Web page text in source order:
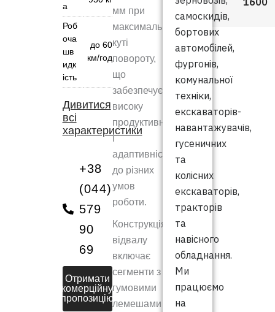
а
Роб
оча
шв
идк
ість
до 60
км/год
Дивитися
всі
характеристики
+38
(044)
579
90
69
Отримати
комерційну
пропозицію
мм при
максимальному
куті
повороту,
що
забезпечує
високу
продуктивність
і
адаптивність
до різних
умов
роботи.
Конструкція
відвалу
включає
сегменти з
гумовими
лемешами
самоскидів,
бортових
автомобілей,
фургонів,
комунальної
техніки,
екскаваторів-
навантажувачів,
гусеничних
та
колісних
екскаваторів,
тракторів
та
навісного
обладнання.
Ми
працюємо
на